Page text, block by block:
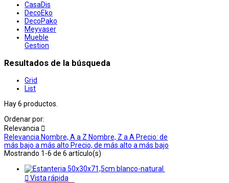
CasaDis
DecoEko
DecoPako
Meyvaser
Mueble
Gestion
Resultados de la búsqueda
Grid
List
Hay 6 productos.
Ordenar por:
Relevancia 
Relevancia Nombre, A a Z Nombre, Z a A Precio: de
más bajo a más alto Precio, de más alto a más bajo
Mostrando 1-6 de 6 artículo(s)
 Vista rápida